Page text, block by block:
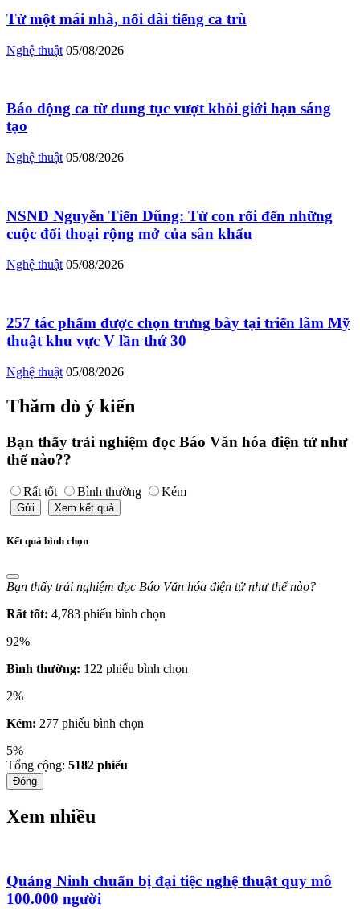
Từ một mái nhà, nối dài tiếng ca trù
Nghệ thuật 05/08/2026
Báo động ca từ dung tục vượt khỏi giới hạn sáng
tạo
Nghệ thuật 05/08/2026
NSND Nguyễn Tiến Dũng: Từ con rối đến những
cuộc đối thoại rộng mở của sân khấu
Nghệ thuật 05/08/2026
257 tác phẩm được chọn trưng bày tại triển lãm Mỹ
thuật khu vực V lần thứ 30
Nghệ thuật 05/08/2026
Thăm dò ý kiến
Bạn thấy trải nghiệm đọc Báo Văn hóa điện tử như
thế nào??
Rất tốt Bình thường Kém
Gửi Xem kết quả
Kết quả bình chọn
Bạn thấy trải nghiệm đọc Báo Văn hóa điện tử như thế nào?
Rất tốt: 4,783 phiếu bình chọn
92%
Bình thường: 122 phiếu bình chọn
2%
Kém: 277 phiếu bình chọn
5%
Tổng cộng: 5182 phiếu
Đóng
Xem nhiều
Quảng Ninh chuẩn bị đại tiệc nghệ thuật quy mô
100.000 người